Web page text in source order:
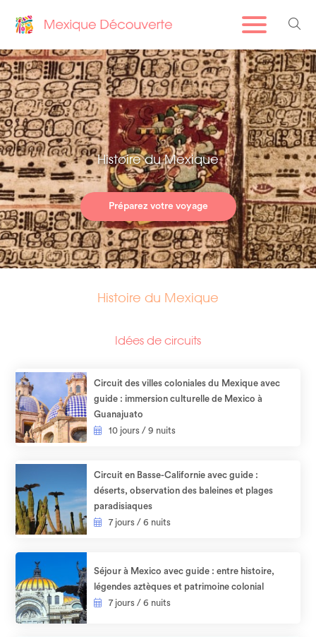
Histoire du Mexique
Préparez votre voyage
Histoire du Mexique
Idées de circuits
Circuit des villes coloniales du Mexique avec
guide : immersion culturelle de Mexico à
Guanajuato
10 jours / 9 nuits
Circuit en Basse-Californie avec guide :
déserts, observation des baleines et plages
paradisiaques
7 jours / 6 nuits
Séjour à Mexico avec guide : entre histoire,
légendes aztèques et patrimoine colonial
7 jours / 6 nuits